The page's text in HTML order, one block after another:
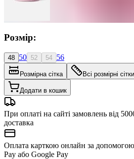
Розмір:
48 50 52 54 56
Розмірна сітка Всі розмірні сітки
Додати в кошик
При оплаті на сайті замовлень від
доставка
Оплата карткою онлайн за
Pay або Google Pay